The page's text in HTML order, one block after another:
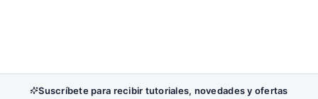
Suscríbete para recibir tutoriales, novedades y ofertas